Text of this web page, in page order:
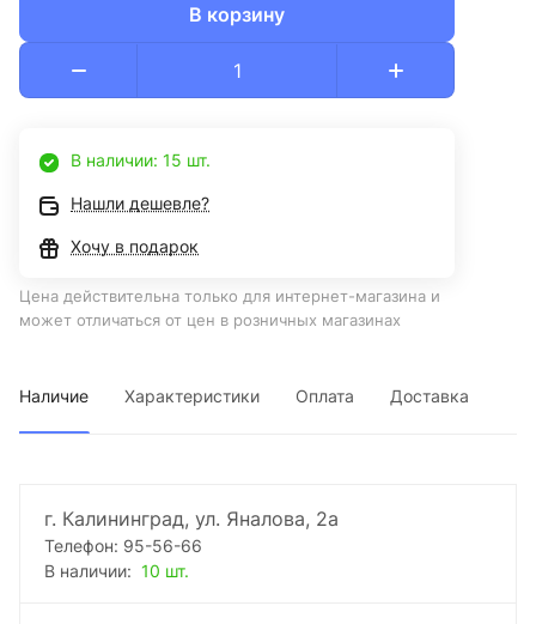
В корзину
В наличии: 15 шт.
Нашли дешевле?
Хочу в подарок
Цена действительна только для интернет-магазина и
может отличаться от цен в розничных магазинах
Наличие Характеристики Оплата Доставка
г. Калининград, ул. Яналова, 2а
Телефон: 95-56-66
В наличии: 10 шт.